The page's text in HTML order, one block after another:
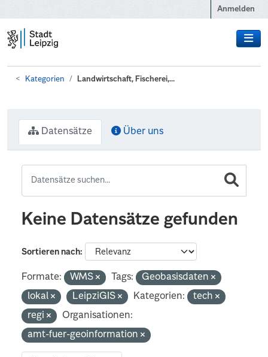
Anmelden
Kategorien Landwirtschaft, Fischerei,...
Datensätze Über uns
Keine Datensätze gefunden
Sortieren nach
Formate: WMS Tags:
Geobasisdaten
lokal
LeipziGIS Kategorien:
tech
regi
Organisationen:
amt-fuer-geoinformation